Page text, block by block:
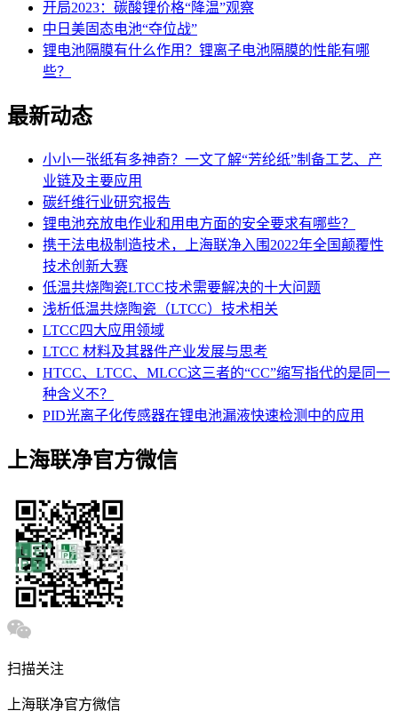
开局2023：碳酸锂价格“降温”观察
中日美固态电池“夺位战”
锂电池隔膜有什么作用？锂离子电池隔膜的性能有哪
些？
最新动态
小小一张纸有多神奇？一文了解“芳纶纸”制备工艺、产
业链及主要应用
碳纤维行业研究报告
锂电池充放电作业和用电方面的安全要求有哪些？
携干法电极制造技术，上海联净入围2022年全国颠覆性
技术创新大赛
低温共烧陶瓷LTCC技术需要解决的十大问题
浅析低温共烧陶瓷（LTCC）技术相关
LTCC四大应用领域
LTCC 材料及其器件产业发展与思考
HTCC、LTCC、MLCC这三者的“CC”缩写指代的是同一
种含义不？
PID光离子化传感器在锂电池漏液快速检测中的应用
上海联净官方微信
扫描关注
上海联净官方微信